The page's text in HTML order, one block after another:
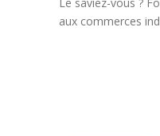
aux commerces